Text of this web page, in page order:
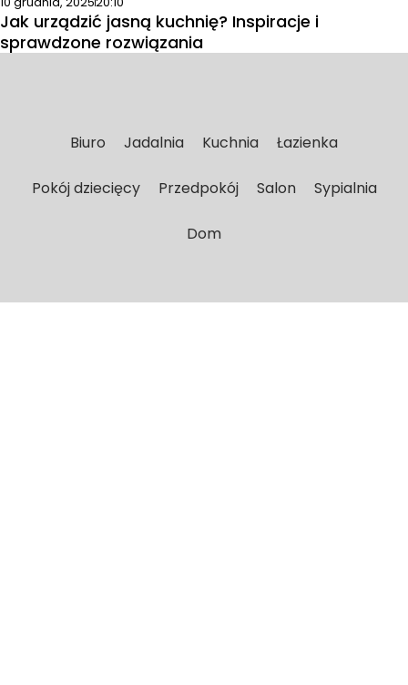
Jak urządzić jasną kuchnię? Inspiracje i
sprawdzone rozwiązania
Biuro Jadalnia Kuchnia Łazienka
Pokój dziecięcy Przedpokój Salon Sypialnia
Dom